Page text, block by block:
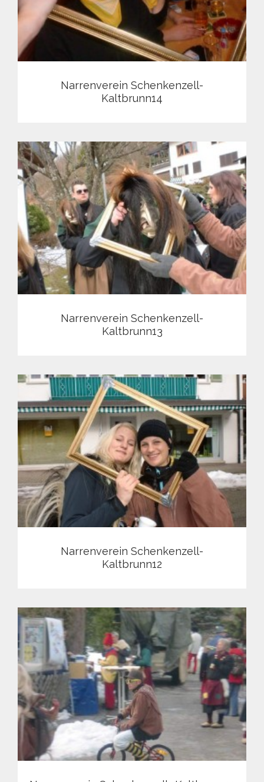
Narrenverein Schenkenzell-
Kaltbrunn14
Narrenverein Schenkenzell-
Kaltbrunn13
Narrenverein Schenkenzell-
Kaltbrunn12